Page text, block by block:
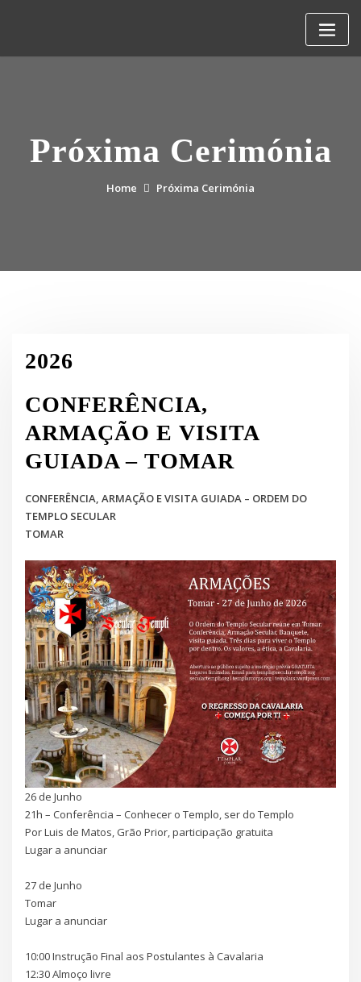
Próxima Cerimónia
Home Próxima Cerimónia
2026
CONFERÊNCIA,
ARMAÇÃO E VISITA
GUIADA – TOMAR
CONFERÊNCIA, ARMAÇÃO E VISITA GUIADA – ORDEM DO
TEMPLO SECULAR
TOMAR
26 de Junho
21h – Conferência – Conhecer o Templo, ser do Templo
Por Luis de Matos, Grão Prior, participação gratuita
Lugar a anunciar
27 de Junho
Tomar
Lugar a anunciar
10:00 Instrução Final aos Postulantes à Cavalaria
12:30 Almoço livre